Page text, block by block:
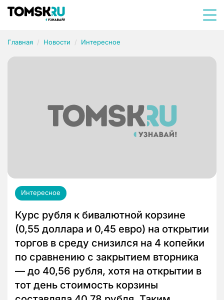
Главная Новости Интересное
Интересное
Курс рубля к бивалютной корзине
(0,55 доллара и 0,45 евро) на открытии
торгов в среду снизился на 4 копейки
по сравнению с закрытием вторника
— до 40,56 рубля, хотя на открытии в
тот день стоимость корзины